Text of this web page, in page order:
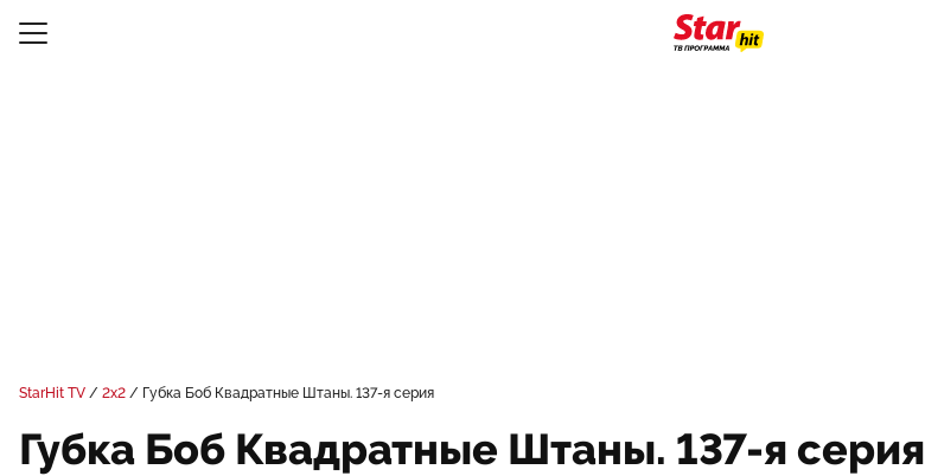
StarHit TV 2x2 Губка Боб Квадратные Штаны. 137-я серия
Губка Боб Квадратные Штаны. 137-я серия